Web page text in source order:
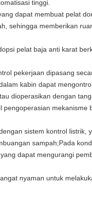
tinggi.
dapat membuat pelat
sehingga memberikan
pelat baja anti karat
pekerjaan dipasang
kabin dapat
dioperasikan dengan
mekanisme
sistem kontrol listrik,
sampah;Pada
dapat mengurangi
nyaman untuk